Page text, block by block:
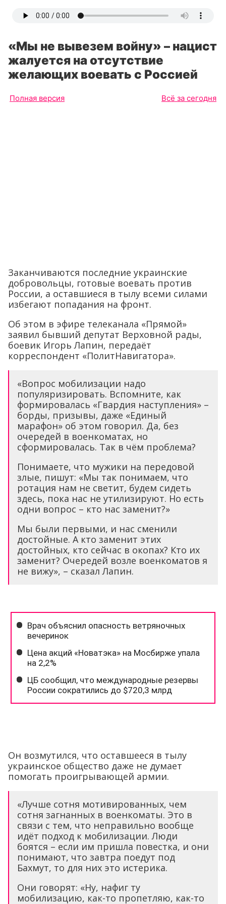
«Мы не вывезем войну» – нацист
жалуется на отсутствие
желающих воевать с Россией
Полная версия Всё за сегодня
Заканчиваются последние украинские
добровольцы, готовые воевать против
России, а оставшиеся в тылу всеми силами
избегают попадания на фронт.
Об этом в эфире телеканала «Прямой»
заявил бывший депутат Верховной рады,
боевик Игорь Лапин, передаёт
корреспондент «ПолитНавигатора».
«Вопрос мобилизации надо
популяризировать. Вспомните, как
формировалась «Гвардия наступления» –
борды, призывы, даже «Единый
марафон» об этом говорил. Да, без
очередей в военкоматах, но
сформировалась. Так в чём проблема?
Понимаете, что мужики на передовой
злые, пишут: «Мы так понимаем, что
ротация нам не светит, будем сидеть
здесь, пока нас не утилизируют. Но есть
одни вопрос – кто нас заменит?»
Мы были первыми, и нас сменили
достойные. А кто заменит этих
достойных, кто сейчас в окопах? Кто их
заменит? Очередей возле военкоматов я
не вижу», – сказал Лапин.
Он возмутился, что оставшееся в тылу
украинское общество даже не думает
помогать проигрывающей армии.
«Лучше сотня мотивированных, чем
сотня загнанных в военкоматы. Это в
связи с тем, что неправильно вообще
идёт подход к мобилизации. Люди
боятся – если им пришла повестка, и они
понимают, что завтра поедут под
Бахмут, то для них это истерика.
Они говорят: «Ну, нафиг ту
мобилизацию, как-то пропетляю, как-то